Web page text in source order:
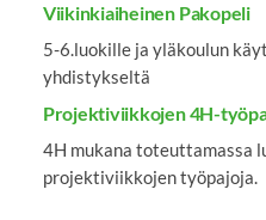
Viikinkiaiheinen Pakopeli
5-6.luokille ja yläkoulun
yhdistykseltä
Projektiviikkojen 4H-
4H mukana toteuttamassa
projektiviikkojen työpajoja.